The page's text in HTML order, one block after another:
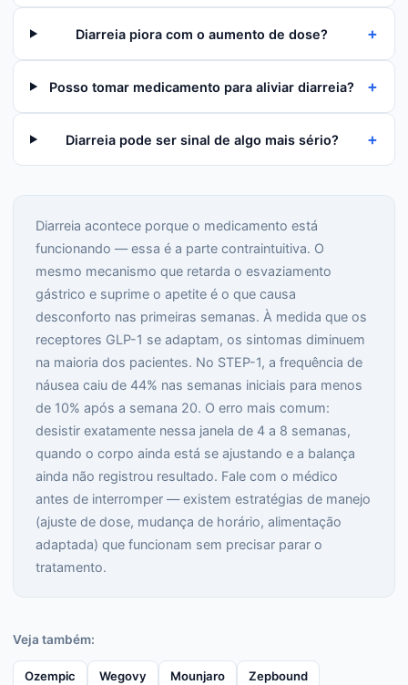
Diarreia piora com o aumento de dose? +
Posso tomar medicamento para aliviar diarreia? +
Diarreia pode ser sinal de algo mais sério? +
Diarreia acontece porque o medicamento está
funcionando — essa é a parte contraintuitiva. O
mesmo mecanismo que retarda o esvaziamento
gástrico e suprime o apetite é o que causa
desconforto nas primeiras semanas. À medida que os
receptores GLP-1 se adaptam, os sintomas diminuem
na maioria dos pacientes. No STEP-1, a frequência de
náusea caiu de 44% nas semanas iniciais para menos
de 10% após a semana 20. O erro mais comum:
desistir exatamente nessa janela de 4 a 8 semanas,
quando o corpo ainda está se ajustando e a balança
ainda não registrou resultado. Fale com o médico
antes de interromper — existem estratégias de manejo
(ajuste de dose, mudança de horário, alimentação
adaptada) que funcionam sem precisar parar o
tratamento.
Veja também:
Ozempic Wegovy Mounjaro Zepbound